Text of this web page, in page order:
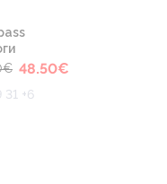
€ 48.50€
31 +6